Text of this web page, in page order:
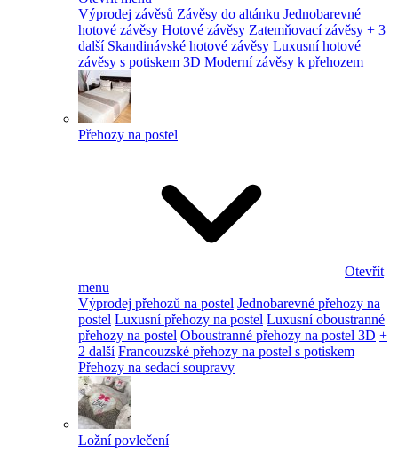
Výprodej závěsů Závěsy do altánku Jednobarevné
hotové závěsy Hotové závěsy Zatemňovací závěsy + 3
další Skandinávské hotové závěsy Luxusní hotové
závěsy s potiskem 3D Moderní závěsy k přehozem
Přehozy na postel
Otevřít
menu
Výprodej přehozů na postel Jednobarevné přehozy na
postel Luxusní přehozy na postel Luxusní oboustranné
přehozy na postel Oboustranné přehozy na postel 3D +
2 další Francouzské přehozy na postel s potiskem
Přehozy na sedací soupravy
Ložní povlečení